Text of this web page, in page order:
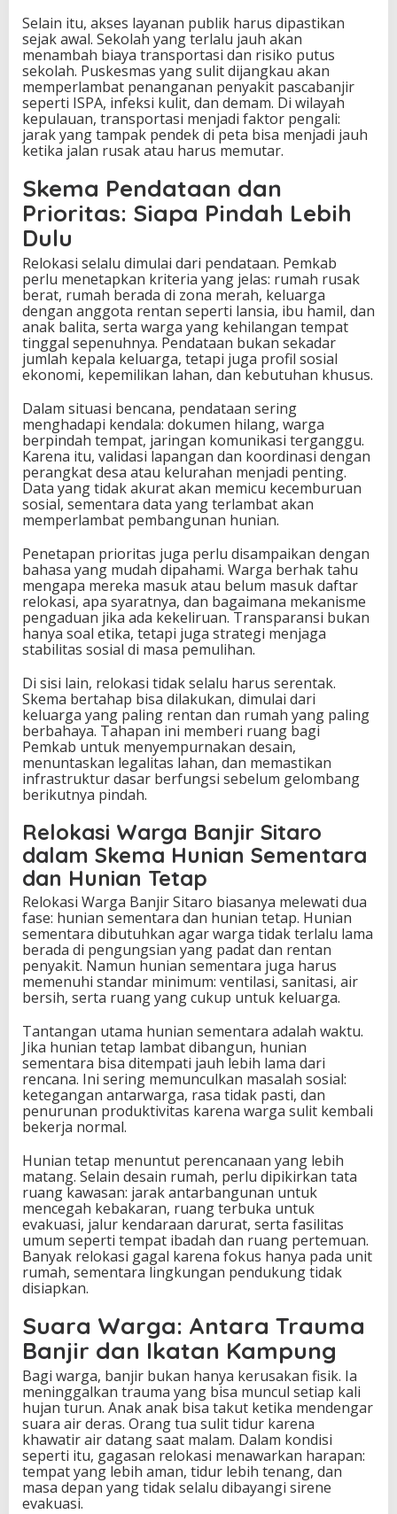
Selain itu, akses layanan publik harus dipastikan
sejak awal. Sekolah yang terlalu jauh akan
menambah biaya transportasi dan risiko putus
sekolah. Puskesmas yang sulit dijangkau akan
memperlambat penanganan penyakit pascabanjir
seperti ISPA, infeksi kulit, dan demam. Di wilayah
kepulauan, transportasi menjadi faktor pengali:
jarak yang tampak pendek di peta bisa menjadi jauh
ketika jalan rusak atau harus memutar.
Skema Pendataan dan
Prioritas: Siapa Pindah Lebih
Dulu
Relokasi selalu dimulai dari pendataan. Pemkab
perlu menetapkan kriteria yang jelas: rumah rusak
berat, rumah berada di zona merah, keluarga
dengan anggota rentan seperti lansia, ibu hamil, dan
anak balita, serta warga yang kehilangan tempat
tinggal sepenuhnya. Pendataan bukan sekadar
jumlah kepala keluarga, tetapi juga profil sosial
ekonomi, kepemilikan lahan, dan kebutuhan khusus.
Dalam situasi bencana, pendataan sering
menghadapi kendala: dokumen hilang, warga
berpindah tempat, jaringan komunikasi terganggu.
Karena itu, validasi lapangan dan koordinasi dengan
perangkat desa atau kelurahan menjadi penting.
Data yang tidak akurat akan memicu kecemburuan
sosial, sementara data yang terlambat akan
memperlambat pembangunan hunian.
Penetapan prioritas juga perlu disampaikan dengan
bahasa yang mudah dipahami. Warga berhak tahu
mengapa mereka masuk atau belum masuk daftar
relokasi, apa syaratnya, dan bagaimana mekanisme
pengaduan jika ada kekeliruan. Transparansi bukan
hanya soal etika, tetapi juga strategi menjaga
stabilitas sosial di masa pemulihan.
Di sisi lain, relokasi tidak selalu harus serentak.
Skema bertahap bisa dilakukan, dimulai dari
keluarga yang paling rentan dan rumah yang paling
berbahaya. Tahapan ini memberi ruang bagi
Pemkab untuk menyempurnakan desain,
menuntaskan legalitas lahan, dan memastikan
infrastruktur dasar berfungsi sebelum gelombang
berikutnya pindah.
Relokasi Warga Banjir Sitaro
dalam Skema Hunian Sementara
dan Hunian Tetap
Relokasi Warga Banjir Sitaro biasanya melewati dua
fase: hunian sementara dan hunian tetap. Hunian
sementara dibutuhkan agar warga tidak terlalu lama
berada di pengungsian yang padat dan rentan
penyakit. Namun hunian sementara juga harus
memenuhi standar minimum: ventilasi, sanitasi, air
bersih, serta ruang yang cukup untuk keluarga.
Tantangan utama hunian sementara adalah waktu.
Jika hunian tetap lambat dibangun, hunian
sementara bisa ditempati jauh lebih lama dari
rencana. Ini sering memunculkan masalah sosial:
ketegangan antarwarga, rasa tidak pasti, dan
penurunan produktivitas karena warga sulit kembali
bekerja normal.
Hunian tetap menuntut perencanaan yang lebih
matang. Selain desain rumah, perlu dipikirkan tata
ruang kawasan: jarak antarbangunan untuk
mencegah kebakaran, ruang terbuka untuk
evakuasi, jalur kendaraan darurat, serta fasilitas
umum seperti tempat ibadah dan ruang pertemuan.
Banyak relokasi gagal karena fokus hanya pada unit
rumah, sementara lingkungan pendukung tidak
disiapkan.
Suara Warga: Antara Trauma
Banjir dan Ikatan Kampung
Bagi warga, banjir bukan hanya kerusakan fisik. Ia
meninggalkan trauma yang bisa muncul setiap kali
hujan turun. Anak anak bisa takut ketika mendengar
suara air deras. Orang tua sulit tidur karena
khawatir air datang saat malam. Dalam kondisi
seperti itu, gagasan relokasi menawarkan harapan:
tempat yang lebih aman, tidur lebih tenang, dan
masa depan yang tidak selalu dibayangi sirene
evakuasi.